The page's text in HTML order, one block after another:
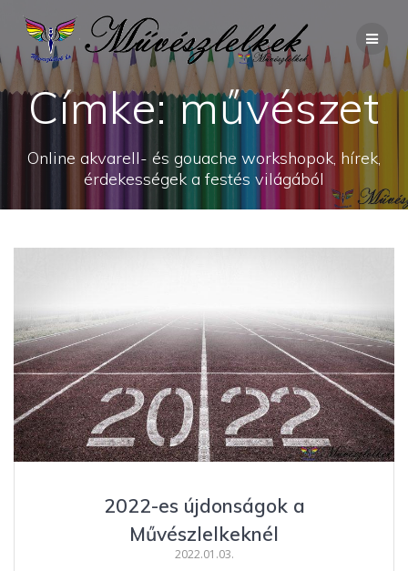
content
Címke:művészet
Online akvarell- és gouache workshopok, hírek,
érdekességek a festés világából
2022-es újdonságok a
Művészlelkeknél
2022.01.03.